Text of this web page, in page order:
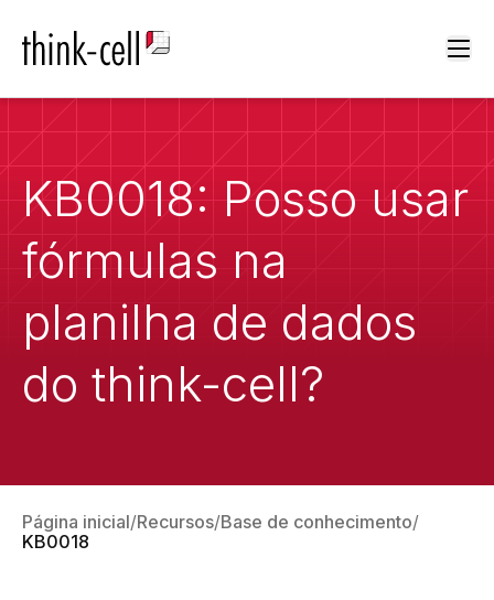
KB0018: Posso usar
fórmulas na
planilha de dados
do think-cell?
Página inicial Recursos Base de conhecimento
KB0018